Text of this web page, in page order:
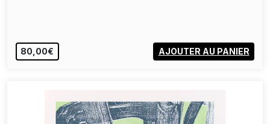
80,00€ AJOUTER AU PANIER